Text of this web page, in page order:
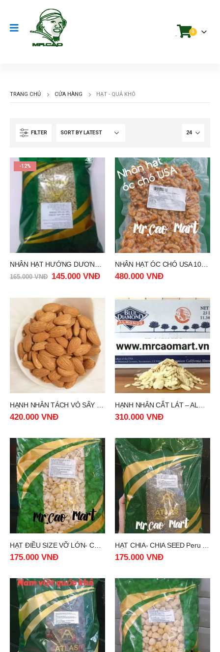
. 0
TRANG CHỦ CỬA HÀNG HẠT - QUẢ KHÔ
FILTER
-12%
NHÂN HẠT HƯỚNG DƯƠNG – SUNFLOWER SEEDS RUSSIA 1KG
165.000VNĐ 145.000 VNĐ
NHÂN HẠT ÓC CHÓ USA 1000gr
480.000 VNĐ
420.000 VNĐ 310.000 VNĐ
HẠT ĐIỀU SIZE VỠ LỚN- CASHEW NUT SIZE LB gói 1kg
175.000 VNĐ 175.000 VNĐ